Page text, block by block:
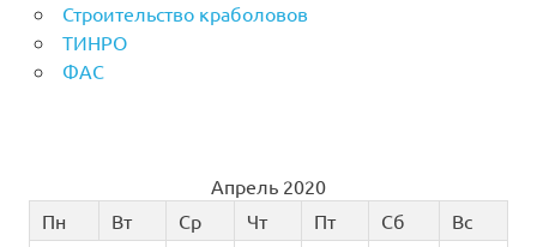
Строительство краболовов
ТИНРО
ФАС
Апрель 2020
Пн
Вт Ср Чт Пт Сб
Вс